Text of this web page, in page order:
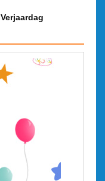
Verjaardag